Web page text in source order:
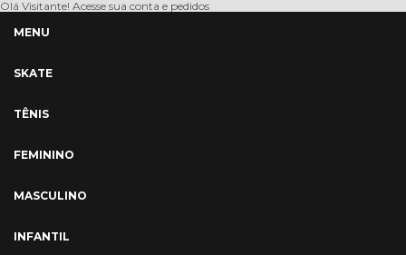
Olá Visitante! Acesse sua conta e pedidos
MENU
SKATE
TÊNIS
FEMININO
MASCULINO
INFANTIL